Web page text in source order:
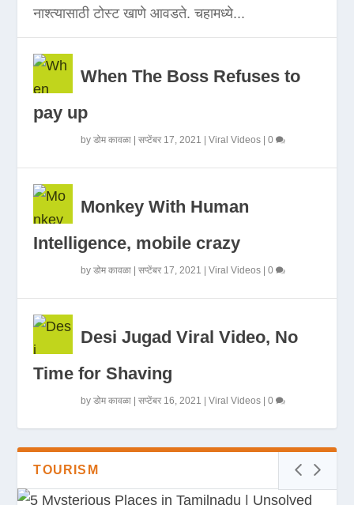
नाश्त्यासाठी टोस्ट खाणे आवडते. चहामध्ये...
When The Boss Refuses to
pay up
byडोम कावळा |सप्टेंबर 17, 2021 |Viral Videos |0
Monkey With Human
Intelligence, mobile crazy
byडोम कावळा |सप्टेंबर 17, 2021 |Viral Videos |0
Desi Jugad Viral Video, No
Time for Shaving
byडोम कावळा |सप्टेंबर 16, 2021 |Viral Videos |0
TOURISM